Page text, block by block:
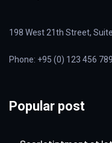
198 West 21th Street,
Phone: +95 (0) 123 456
Popular post